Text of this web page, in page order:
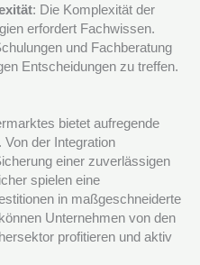
: Die Komplexität der
erfordert Fachwissen.
und Fachberatung
Entscheidungen zu treffen.
bietet aufregende
der Integration
einer zuverlässigen
spielen eine
in maßgeschneiderte
Unternehmen von den
profitieren und aktiv